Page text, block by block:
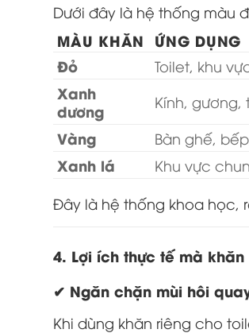
Dưới đây là hệ thống màu
MÀU KHĂN ỨNG DỤNG
Đỏ
Toilet, khu
Xanh
dương
Kính,
Vàng Bàn ghế,
Xanh lá Khu vực
Đây là hệ thống khoa học,
4. Lợi ích thực tế mà
✔ Ngăn chặn mùi hôi
Khi dùng khăn riêng cho